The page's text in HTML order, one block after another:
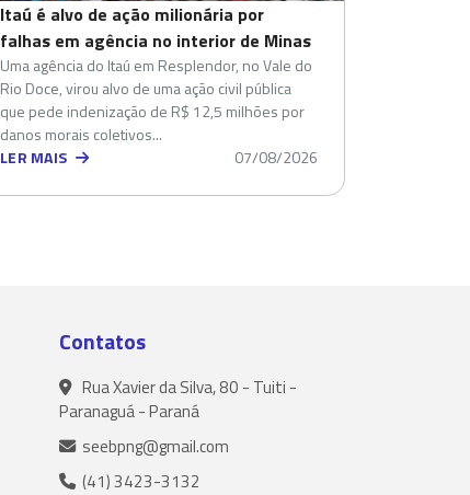
Itaú é alvo de ação milionária por
falhas em agência no interior de Minas
Uma agência do Itaú em Resplendor, no Vale do
Rio Doce, virou alvo de uma ação civil pública
que pede indenização de R$ 12,5 milhões por
danos morais coletivos...
LER MAIS
07/08/2026
Contatos
Rua Xavier da Silva, 80 - Tuiti -
Paranaguá - Paraná
seebpng@gmail.com
(41) 3423-3132